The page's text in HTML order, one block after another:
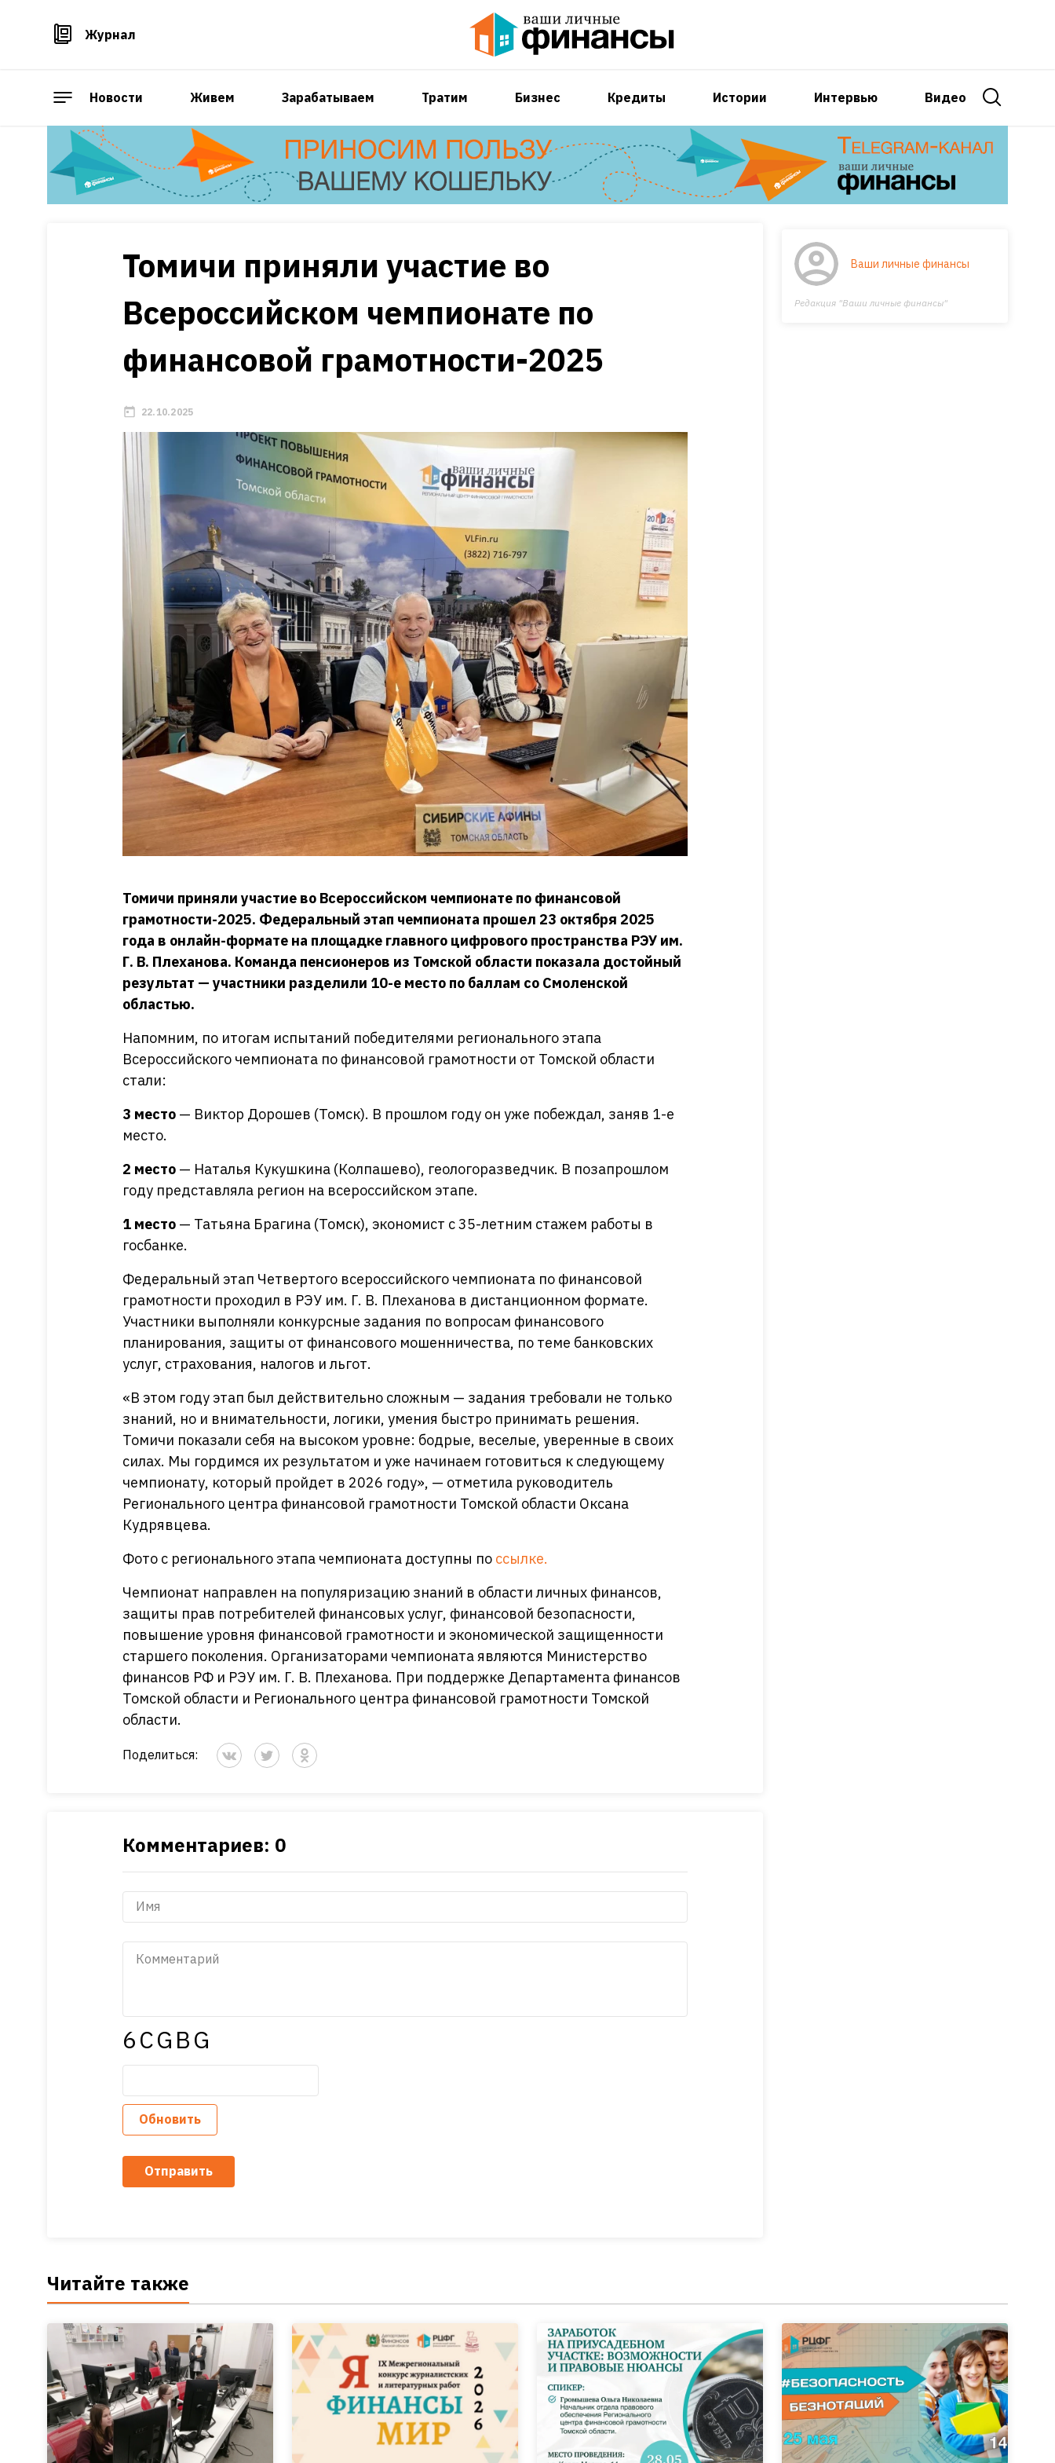
Журнал
Новости Живем Зарабатываем Тратим Бизнес Кредиты Истории Интервью Видео
Томичи приняли участие во
Всероссийском чемпионате по
финансовой грамотности-2025
22.10.2025
Ваши личные финансы
Редакция "Ваши личные финансы"
Томичи приняли участие во Всероссийском чемпионате по финансовой
грамотности-2025. Федеральный этап чемпионата прошел 23 октября 2025
года в онлайн-формате на площадке главного цифрового пространства РЭУ им.
Г. В. Плеханова. Команда пенсионеров из Томской области показала достойный
результат — участники разделили 10-е место по баллам со Смоленской
областью.
Напомним, по итогам испытаний победителями регионального этапа
Всероссийского чемпионата по финансовой грамотности от Томской области
стали:
3 место — Виктор Дорошев (Томск). В прошлом году он уже побеждал, заняв 1-е
место.
2 место — Наталья Кукушкина (Колпашево), геологоразведчик. В позапрошлом
году представляла регион на всероссийском этапе.
1 место — Татьяна Брагина (Томск), экономист с 35-летним стажем работы в
госбанке.
Федеральный этап Четвертого всероссийского чемпионата по финансовой
грамотности проходил в РЭУ им. Г. В. Плеханова в дистанционном формате.
Участники выполняли конкурсные задания по вопросам финансового
планирования, защиты от финансового мошенничества, по теме банковских
услуг, страхования, налогов и льгот.
«В этом году этап был действительно сложным — задания требовали не только
знаний, но и внимательности, логики, умения быстро принимать решения.
Томичи показали себя на высоком уровне: бодрые, веселые, уверенные в своих
силах. Мы гордимся их результатом и уже начинаем готовиться к следующему
чемпионату, который пройдет в 2026 году», — отметила руководитель
Регионального центра финансовой грамотности Томской области Оксана
Кудрявцева.
Фото с регионального этапа чемпионата доступны по ссылке.
Чемпионат направлен на популяризацию знаний в области личных финансов,
защиты прав потребителей финансовых услуг, финансовой безопасности,
повышение уровня финансовой грамотности и экономической защищенности
старшего поколения. Организаторами чемпионата являются Министерство
финансов РФ и РЭУ им. Г. В. Плеханова. При поддержке Департамента финансов
Томской области и Регионального центра финансовой грамотности Томской
области.
Поделиться:
Комментариев: 0
6CGBG
Обновить
Отправить
Читайте также